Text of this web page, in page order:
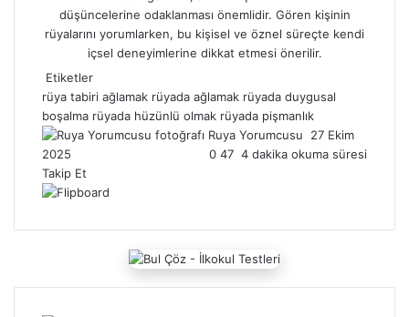
düşüncelerine odaklanması önemlidir. Gören kişinin
rüyalarını yorumlarken, bu kişisel ve öznel süreçte kendi
içsel deneyimlerine dikkat etmesi önerilir.
Etiketler
rüya tabiri ağlamak rüyada ağlamak rüyada duygusal
boşalma rüyada hüzünlü olmak rüyada pişmanlık
Ruya Yorumcusu
B
i
p
t
27 Ekim
2025
0 47 4 dakika okuma süresi
Takip Et